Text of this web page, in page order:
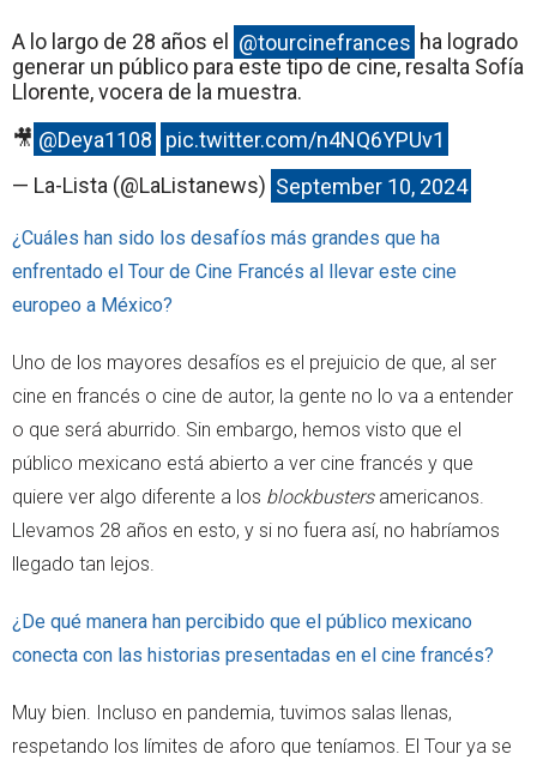
A lo largo de 28 años el @tourcinefrances ha logrado
generar un público para este tipo de cine, resalta Sofía
Llorente, vocera de la muestra.
🎥 @Deya1108
pic.twitter.com/n4NQ6YPUv1
— La-Lista (@LaListanews) September 10, 2024
¿Cuáles han sido los desafíos más grandes que ha
enfrentado el Tour de Cine Francés al llevar este cine
europeo a México?
Uno de los mayores desafíos es el prejuicio de que, al ser
cine en francés o cine de autor, la gente no lo va a entender
o que será aburrido. Sin embargo, hemos visto que el
público mexicano está abierto a ver cine francés y que
quiere ver algo diferente a los blockbustersamericanos.
Llevamos 28 años en esto, y si no fuera así, no habríamos
llegado tan lejos.
¿De qué manera han percibido que el público mexicano
conecta con las historias presentadas en el cine francés?
Muy bien. Incluso en pandemia, tuvimos salas llenas,
respetando los límites de aforo que teníamos. El Tour ya se